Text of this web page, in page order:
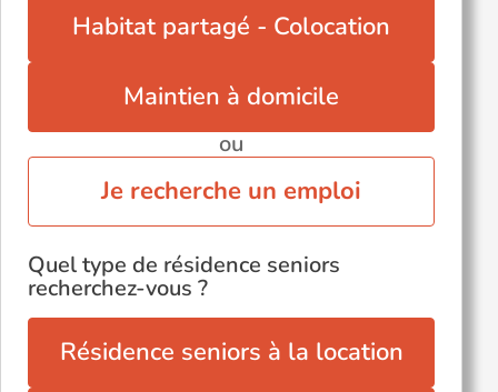
Habitat partagé - Colocation
Maintien à domicile
ou
Je recherche un emploi
Quel type de résidence seniors
recherchez-vous ?
Résidence seniors à la location